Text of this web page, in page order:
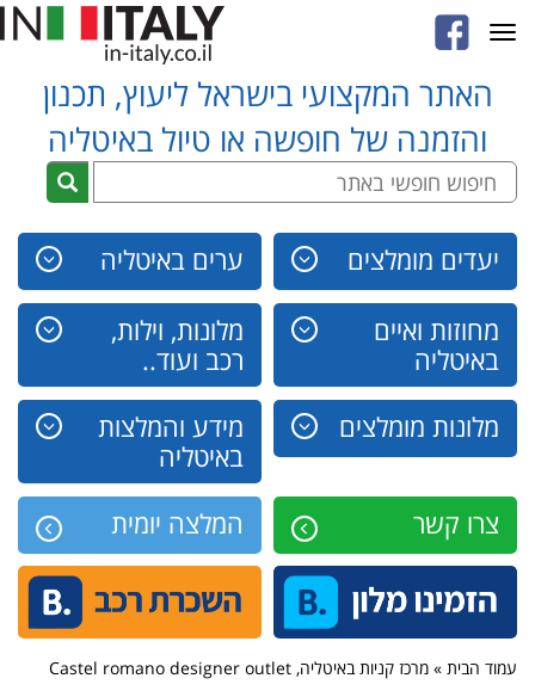
האתר המקצועי בישראל ליעוץ, תכנון
והזמנה של חופשה או טיול באיטליה
יעדים מומלצים ערים באיטליה
מחוזות ואיים
באיטליה
מלונות, וילות,
רכב ועוד..
מלונות מומלצים
מידע והמלצות
באיטליה
צרו קשר
המלצה יומית
Toggle
navigation
עמוד הבית » מרכז קניות באיטליה, Castel romano designer outlet